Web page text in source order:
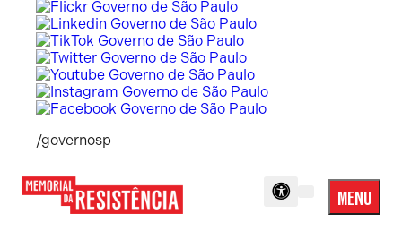
/governosp
MENU
Menu